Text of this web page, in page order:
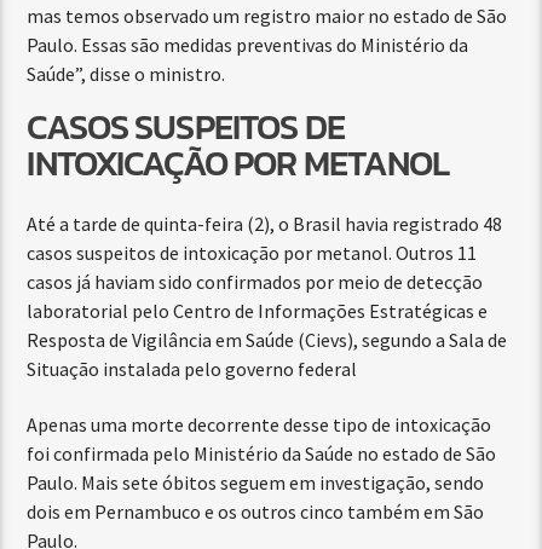
mas temos observado um registro maior no estado de São
Paulo. Essas são medidas preventivas do Ministério da
Saúde”, disse o ministro.
CASOS SUSPEITOS DE
INTOXICAÇÃO POR METANOL
Até a tarde de quinta-feira (2), o Brasil havia registrado 48
casos suspeitos de intoxicação por metanol. Outros 11
casos já haviam sido confirmados por meio de detecção
laboratorial pelo Centro de Informações Estratégicas e
Resposta de Vigilância em Saúde (Cievs), segundo a Sala de
Situação instalada pelo governo federal
Apenas uma morte decorrente desse tipo de intoxicação
foi confirmada pelo Ministério da Saúde no estado de São
Paulo. Mais sete óbitos seguem em investigação, sendo
dois em Pernambuco e os outros cinco também em São
Paulo.